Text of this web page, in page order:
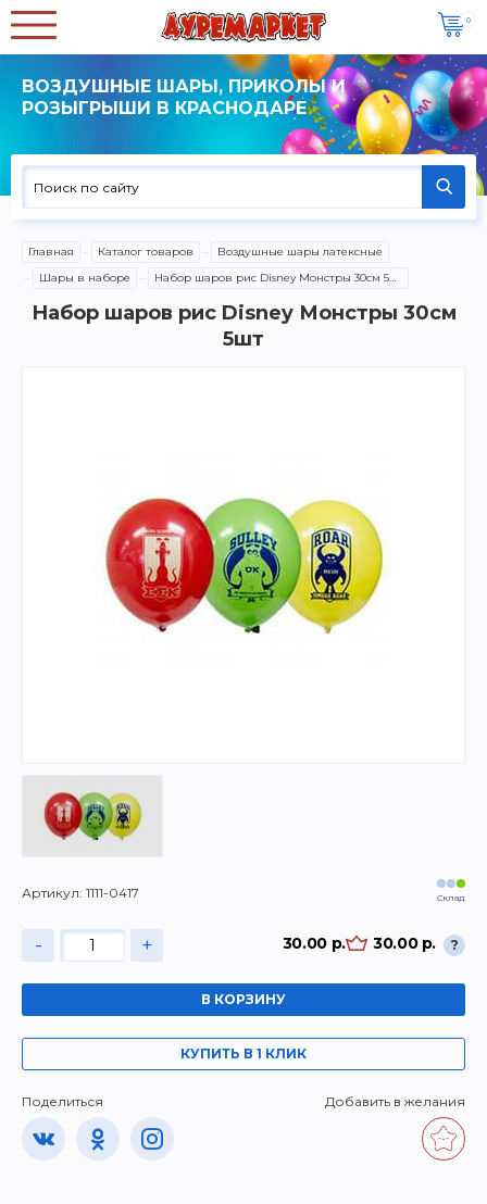
0
ВОЗДУШНЫЕ ШАРЫ, ПРИКОЛЫ И
РОЗЫГРЫШИ В КРАСНОДАРЕ
Главная Каталог товаров
Воздушные шары латексные
Шары в наборе
Набор шаров рис Disney Монстры 30см 5шт
Набор шаров рис Disney Монстры 30см
5шт
Артикул: 1111-0417 Склад
- + 30.00 р. 30.00 р. ?
В КОРЗИНУ
КУПИТЬ В 1 КЛИК
Поделиться Добавить в желания